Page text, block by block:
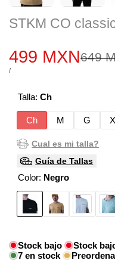
STKM CO
649
Precio
de
venta
499 MXN
PRECIO
/POR
Talla:Ch
Ch M G
Cual es mi talla?
Guía de Tallas
Color: Negro
Variante
Negro Variante
Arena Variante
Blanco
Stock bajo Stock
7 en stock